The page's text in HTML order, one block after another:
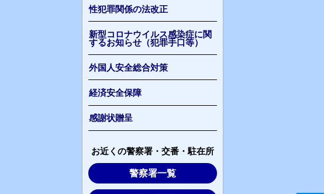
性犯罪関係の法改正
新型コロナウイルス感染症に関
するお知らせ（犯罪手口等）
外国人安全総合対策
経済安全保障
感謝状贈呈
お近くの警察署・交番・駐在所
警察署一覧